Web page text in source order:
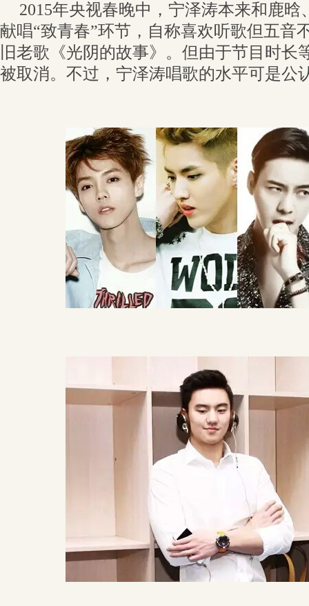
2015年央视春晚中，宁泽涛本来和鹿
献唱“致青春”环节，自称喜欢听歌但五音
旧老歌《光阴的故事》。但由于节目时长
被取消。不过，宁泽涛唱歌的水平可是公